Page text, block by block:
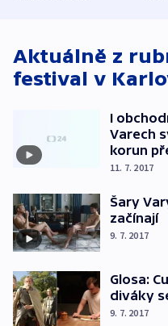
Aktuálně z
festival v
I
Varech
korun
11. 7. 2017
Šary
začínají
9. 7. 2017
Glosa:
diváky
9. 7. 2017